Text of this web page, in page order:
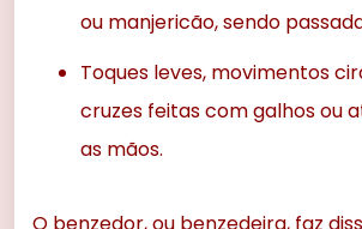
ou manjericão, sendo
Toques leves, movimentos
cruzes feitas com galhos ou
as mãos.